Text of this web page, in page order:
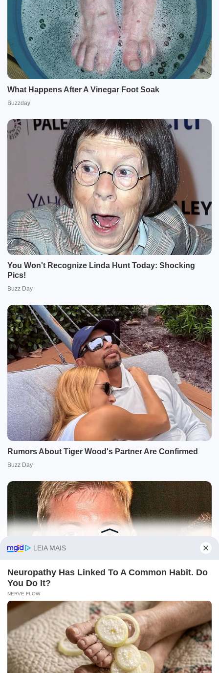
O site Campo Maior Em Foco utiliza cookies e outras
tecnologias semelhantes para recomendar conteúdo de seu
interesse. Ao prosseguir, você concorda com tal
monitoramento.Leia mais CONCORDO